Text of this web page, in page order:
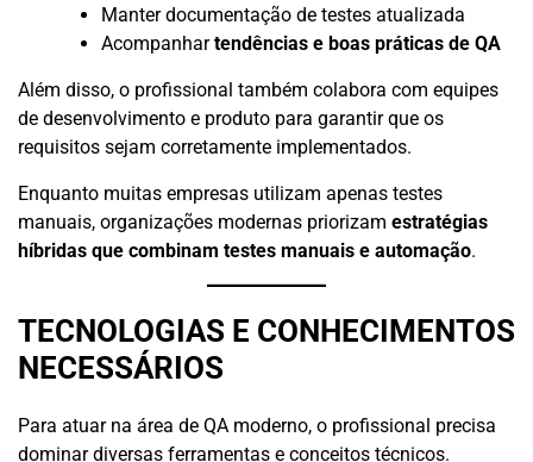
Manter documentação de testes atualizada
Acompanhartendências e boas práticas de QA
Além disso, o profissional também colabora com equipes
de desenvolvimento e produto para garantir que os
requisitos sejam corretamente implementados.
Enquanto muitas empresas utilizam apenas testes
manuais, organizações modernas priorizam estratégias
híbridas que combinam testes manuais e automação.
TECNOLOGIAS E CONHECIMENTOS
NECESSÁRIOS
Para atuar na área de QA moderno, o profissional precisa
dominar diversas ferramentas e conceitos técnicos.